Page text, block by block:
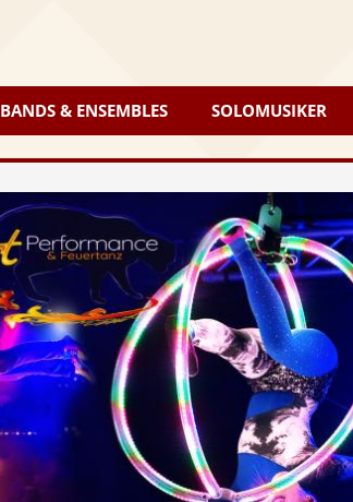
BANDS & ENSEMBLES SOLOMUSIKER